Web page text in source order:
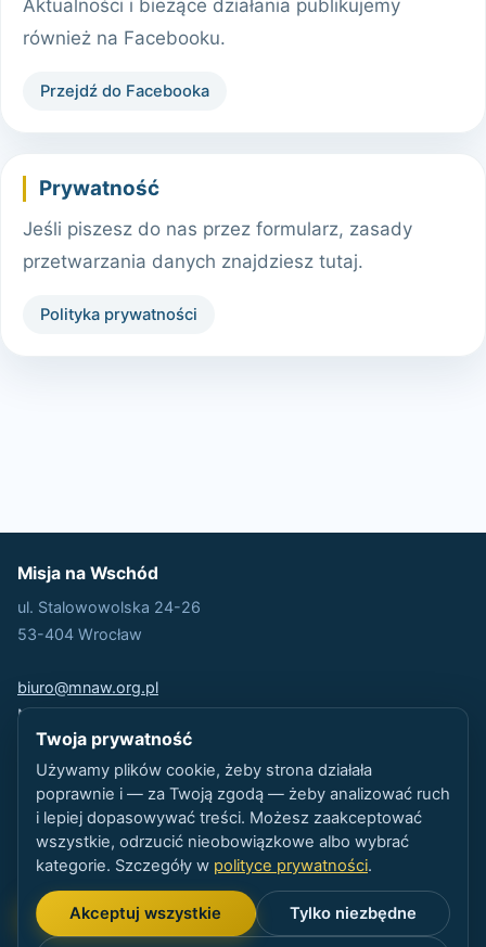
Aktualności i bieżące działania publikujemy
również na Facebooku.
Przejdź do Facebooka
Prywatność
Jeśli piszesz do nas przez formularz, zasady
przetwarzania danych znajdziesz tutaj.
Polityka prywatności
Misja na Wschód
ul. Stalowowolska 24-26
53-404 Wrocław
biuro@mnaw.org.pl
NIP: 7891518066
REGON:630745471
Nr rej.:103
Polityka Prywatności
Statut organizacji
❤ Wesprzyj nas
Twoja prywatność
Używamy plików cookie, żeby strona działała
poprawnie i — za Twoją zgodą — żeby analizować ruch
i lepiej dopasowywać treści. Możesz zaakceptować
wszystkie, odrzucić nieobowiązkowe albo wybrać
kategorie. Szczegóły w polityce prywatności.
Akceptuj wszystkie Tylko niezbędne